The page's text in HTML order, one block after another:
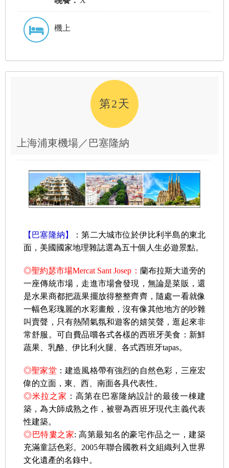
機上
第2天
上海浦東機場／巴塞隆納
【巴塞隆納】
：第二大城市位於伊比利半島的東北
面，美國國家地理雜誌選為五十個人生必遊景點。
◎聖約瑟市場Mercat Sant Josep： 蘭布拉斯大道旁的
一座傳統市場，走進市場會發現，無論是菜販，還
是水果商都把蔬果擺放得整整齊齊，隨處一看就像
一幅色彩瑰麗的水彩畫般，沒有像其他地方的吵雜
叫賣聲，只有熱鬧氣氛和遊客的嬉笑聲，逛起來非
常舒服。可自費品嚐各式各樣的西班牙美食：新鮮
蔬果、乳酪、伊比利火腿、各式西班牙tapas。
◎聖家堂 ：建造風格帶有強烈的自然色彩，三座宏
偉的立面，東、西、南面各具代表性。
◎米拉之家 ：高第在巴塞隆納設計的最後一棟建
築，為大師成熟之作，被譽為西班牙現代主義代表
性建築。
◎巴特婁之家: 高第最知名的豪宅作品之一，建築
充滿童話色彩。2005年聯合國教科文組織列入世界
文化遺產的名錄中。